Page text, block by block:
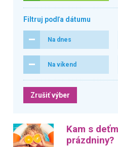
Filtruj podľa dátumu
Na dnes
Na víkend
Zrušiť výber
Kam s
prázdniny?